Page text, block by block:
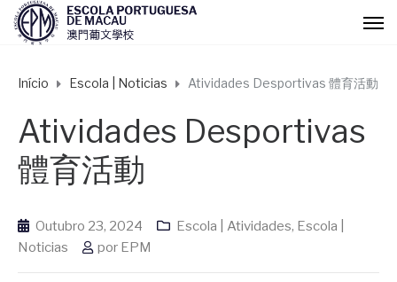
Início Escola | Noticias Atividades Desportivas 體育活動
Atividades Desportivas
體育活動
Outubro 23, 2024 Escola | Atividades, Escola |
Noticias
por EPM